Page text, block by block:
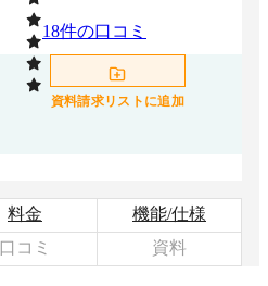
18件の口コミ
資料請求リストに追加
料金
機能/仕様
口コミ 資料